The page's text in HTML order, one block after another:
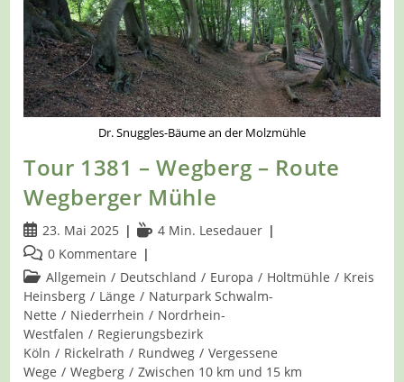
Dr. Snuggles-Bäume an der Molzmühle
Tour 1381 – Wegberg – Route
Wegberger Mühle
Beitrag
veröffentlicht:
23. Mai 2025 Lesedauer:
4 Min. Lesedauer
Beitrags-
Kommentare:
0 Kommentare
Beitrags-
Kategorie:
Allgemein / Deutschland / Europa / Holtmühle / Kreis
Heinsberg / Länge / Naturpark Schwalm-
Nette / Niederrhein / Nordrhein-
Westfalen / Regierungsbezirk
Köln / Rickelrath / Rundweg / Vergessene
Wege / Wegberg / Zwischen 10 km und 15 km